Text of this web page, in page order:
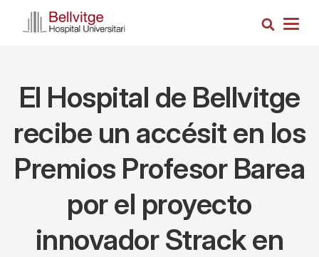
Busca
El Hospital de Bellvitge
recibe un accésit en los
Premios Profesor Barea
por el proyecto
innovador Strack en